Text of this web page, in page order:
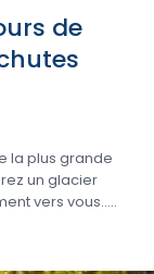
de
la plus grande
un glacier
vers vous.....